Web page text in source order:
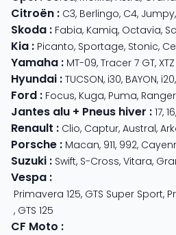
Citroën : C3, Berlingo, C4, Jumpy,
Skoda : Fabia, Kamiq, Octavia,
Kia : Picanto, Sportage, Stonic,
Yamaha : MT-09, Tracer 7 GT,
Hyundai : TUCSON, i30, BAYON, i20,
Ford : Focus, Kuga, Puma, Ranger
Jantes alu + Pneus hiver : 17, 16,
Renault : Clio, Captur, Austral,
Porsche : Macan, 911, 992,
Suzuki : Swift, S-Cross, Vitara,
Vespa :
Primavera 125, GTS Super Sport,
, GTS 125
CF Moto :